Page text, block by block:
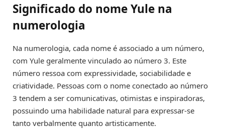
Significado do nome Yule na
numerologia
Na numerologia, cada nome é associado a um número,
com Yule geralmente vinculado ao número 3. Este
número ressoa com expressividade, sociabilidade e
criatividade. Pessoas com o nome conectado ao número
3 tendem a ser comunicativas, otimistas e inspiradoras,
possuindo uma habilidade natural para expressar-se
tanto verbalmente quanto artisticamente.